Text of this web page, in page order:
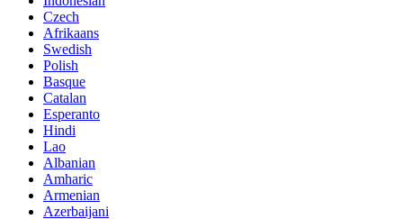
Czech
Afrikaans
Swedish
Polish
Basque
Catalan
Esperanto
Hindi
Lao
Albanian
Amharic
Armenian
Azerbaijani